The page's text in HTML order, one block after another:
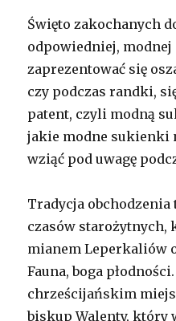
Święto zakochanych
odpowiedniej, modnej
zaprezentować się
czy podczas randki,
patent, czyli modną
jakie modne sukienki
wziąć pod uwagę
Tradycja obchodzenia
czasów starożytnych,
mianem Leperkaliów
Fauna, boga
chrześcijańskim
biskup Walenty, który